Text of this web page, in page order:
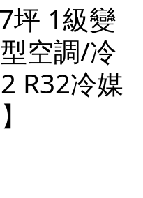
坪 1級變
空調/冷
R32冷媒